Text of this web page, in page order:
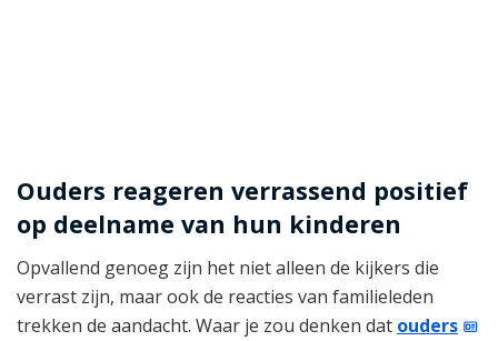
Ouders reageren verrassend positief
op deelname van hun kinderen
Opvallend genoeg zijn het niet alleen de kijkers die
verrast zijn, maar ook de reacties van familieleden
trekken de aandacht. Waar je zou denken dat ouders